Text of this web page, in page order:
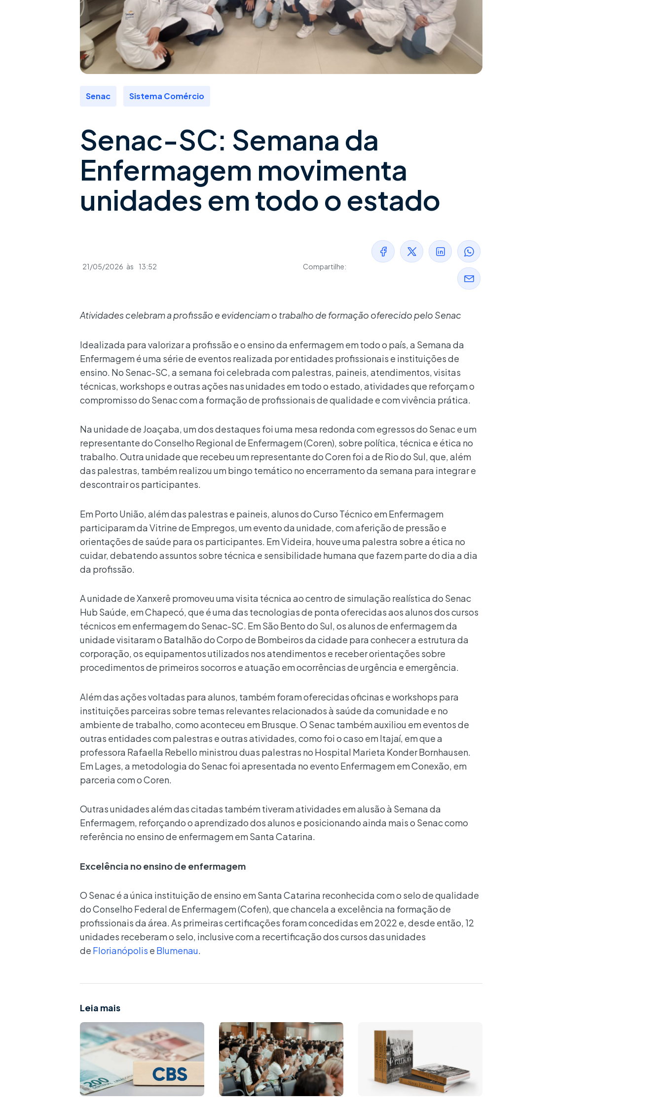
Senac Sistema Comércio
Senac-SC: Semana da
Enfermagem movimenta
unidades em todo o estado
21/05/2026 às 13:52 Compartilhe:
Atividades celebram a profissão e evidenciam o trabalho de formação oferecido pelo Senac
Idealizada para valorizar a profissão e o ensino da enfermagem em todo o país, a Semana da
Enfermagem é uma série de eventos realizada por entidades profissionais e instituições de
ensino. No Senac-SC, a semana foi celebrada com palestras, paineis, atendimentos, visitas
técnicas, workshops e outras ações nas unidades em todo o estado, atividades que reforçam o
compromisso do Senac com a formação de profissionais de qualidade e com vivência prática.
Na unidade de Joaçaba, um dos destaques foi uma mesa redonda com egressos do Senac e um
representante do Conselho Regional de Enfermagem (Coren), sobre política, técnica e ética no
trabalho. Outra unidade que recebeu um representante do Coren foi a de Rio do Sul, que, além
das palestras, também realizou um bingo temático no encerramento da semana para integrar e
descontrair os participantes.
Em Porto União, além das palestras e paineis, alunos do Curso Técnico em Enfermagem
participaram da Vitrine de Empregos, um evento da unidade, com aferição de pressão e
orientações de saúde para os participantes. Em Videira, houve uma palestra sobre a ética no
cuidar, debatendo assuntos sobre técnica e sensibilidade humana que fazem parte do dia a dia
da profissão.
A unidade de Xanxerê promoveu uma visita técnica ao centro de simulação realística do Senac
Hub Saúde, em Chapecó, que é uma das tecnologias de ponta oferecidas aos alunos dos cursos
técnicos em enfermagem do Senac-SC. Em São Bento do Sul, os alunos de enfermagem da
unidade visitaram o Batalhão do Corpo de Bombeiros da cidade para conhecer a estrutura da
corporação, os equipamentos utilizados nos atendimentos e receber orientações sobre
procedimentos de primeiros socorros e atuação em ocorrências de urgência e emergência.
Além das ações voltadas para alunos, também foram oferecidas oficinas e workshops para
instituições parceiras sobre temas relevantes relacionados à saúde da comunidade e no
ambiente de trabalho, como aconteceu em Brusque. O Senac também auxiliou em eventos de
outras entidades com palestras e outras atividades, como foi o caso em Itajaí, em que a
professora Rafaella Rebello ministrou duas palestras no Hospital Marieta Konder Bornhausen.
Em Lages, a metodologia do Senac foi apresentada no evento Enfermagem em Conexão, em
parceria com o Coren.
Outras unidades além das citadas também tiveram atividades em alusão à Semana da
Enfermagem, reforçando o aprendizado dos alunos e posicionando ainda mais o Senac como
referência no ensino de enfermagem em Santa Catarina.
Excelência no ensino de enfermagem
O Senac é a única instituição de ensino em Santa Catarina reconhecida com o selo de qualidade
do Conselho Federal de Enfermagem (Cofen), que chancela a excelência na formação de
profissionais da área. As primeiras certificações foram concedidas em 2022 e, desde então, 12
unidades receberam o selo, inclusive com a recertificação dos cursos das unidades
de Florianópolis e Blumenau.
Leia mais